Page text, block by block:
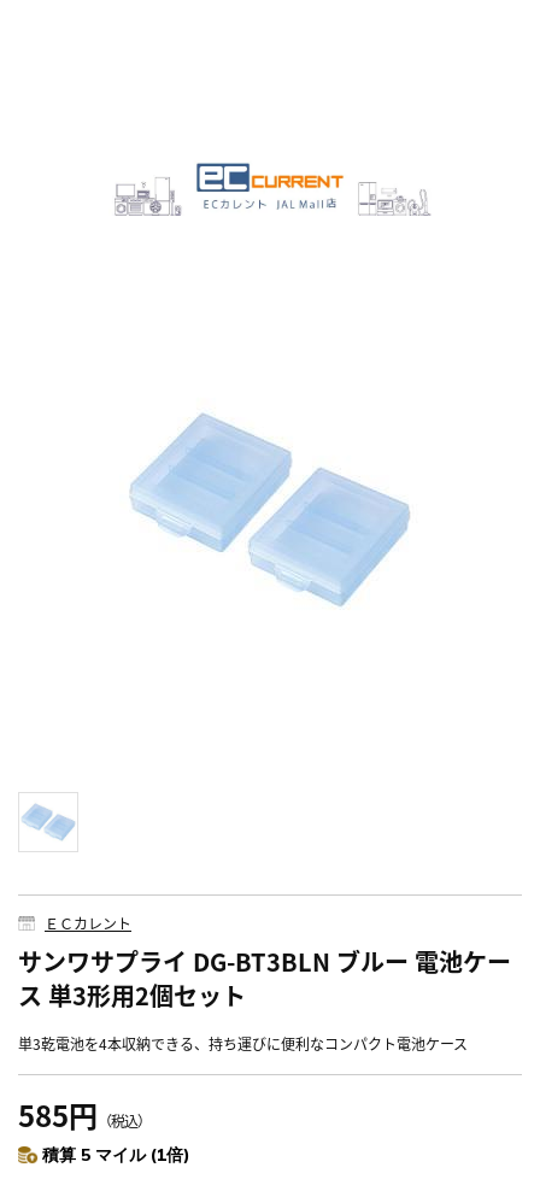
ＥＣカレント
サンワサプライ DG-BT3BLN ブルー 電池ケー
ス 単3形用2個セット
単3乾電池を4本収納できる、持ち運びに便利なコンパクト電池ケース
585円 （税込）
積算 5 マイル (1倍)